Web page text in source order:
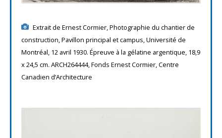
Extrait de Ernest Cormier, Photographie du chantier de
construction, Pavillon principal et campus, Université de
Montréal, 12 avril 1930. Épreuve à la gélatine argentique, 18,9
x 24,5 cm. ARCH264444, Fonds Ernest Cormier, Centre
Canadien d’Architecture